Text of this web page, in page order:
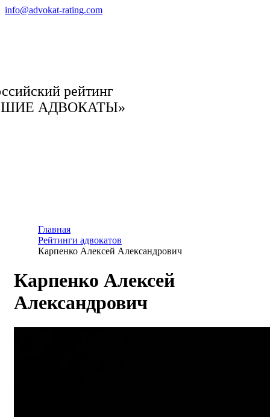
info@advokat-rating.com
рейтинг
АДВОКАТЫ»
Главная
Рейтинги адвокатов
Карпенко Алексей Александрович
Карпенко Алексей
Александрович